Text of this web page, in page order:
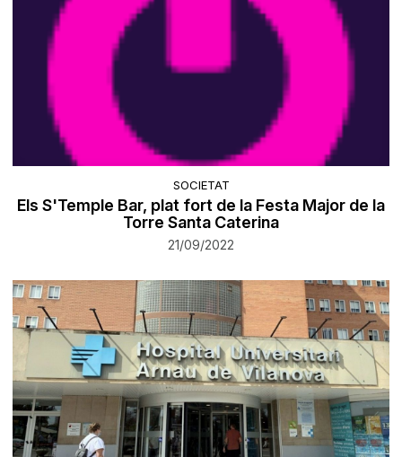
SOCIETAT
Els S'Temple Bar, plat fort de la Festa Major de la
Torre Santa Caterina
21/09/2022